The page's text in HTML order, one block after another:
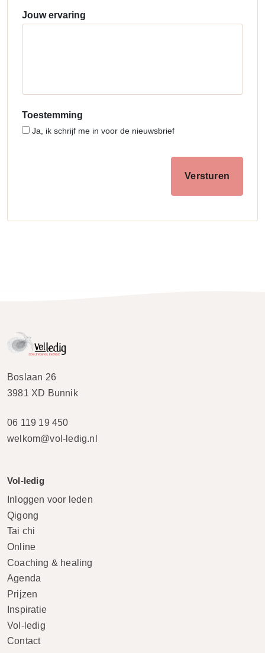
Jouw ervaring
Toestemming
Ja, ik schrijf me in voor de nieuwsbrief
Boslaan 26
3981 XD Bunnik
06 119 19 450
welkom@vol-ledig.nl
Vol-ledig
Inloggen voor leden
Qigong
Tai chi
Online
Coaching & healing
Agenda
Prijzen
Inspiratie
Vol-ledig
Contact